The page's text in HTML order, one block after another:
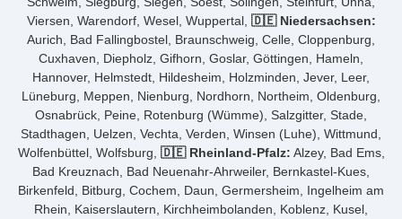
Viersen, Warendorf, Wesel, Wuppertal, 🇩🇪 Niedersachsen:
Aurich, Bad Fallingbostel, Braunschweig, Celle, Cloppenburg,
Cuxhaven, Diepholz, Gifhorn, Goslar, Göttingen, Hameln,
Hannover, Helmstedt, Hildesheim, Holzminden, Jever, Leer,
Lüneburg, Meppen, Nienburg, Nordhorn, Northeim, Oldenburg,
Osnabrück, Peine, Rotenburg (Wümme), Salzgitter, Stade,
Stadthagen, Uelzen, Vechta, Verden, Winsen (Luhe), Wittmund,
Wolfenbüttel, Wolfsburg, 🇩🇪 Rheinland-Pfalz: Alzey, Bad Ems,
Bad Kreuznach, Bad Neuenahr-Ahrweiler, Bernkastel-Kues,
Birkenfeld, Bitburg, Cochem, Daun, Germersheim, Ingelheim am
Rhein, Kaiserslautern, Kirchheimbolanden, Koblenz, Kusel,